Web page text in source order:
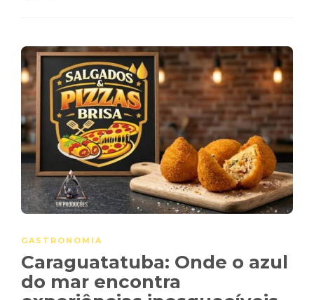
GASTRONOMIA
Caraguatatuba: Onde o azul
do mar encontra